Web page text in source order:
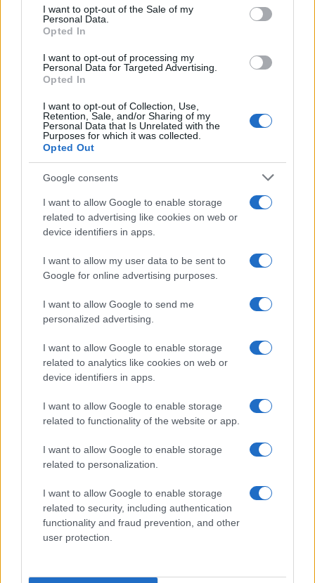
consent section.
I want to opt-out of the Sale of my
Personal Data.
Opted In
I want to opt-out of processing my
Personal Data for Targeted Advertising.
Opted In
I want to opt-out of Collection, Use,
Retention, Sale, and/or Sharing of my
Personal Data that Is Unrelated with the
Purposes for which it was collected.
Opted Out
Google consents
I want to allow Google to enable storage
related to advertising like cookies on web or
device identifiers in apps.
I want to allow my user data to be sent to
Google for online advertising purposes.
I want to allow Google to send me
personalized advertising.
I want to allow Google to enable storage
related to analytics like cookies on web or
device identifiers in apps.
I want to allow Google to enable storage
related to functionality of the website or app.
I want to allow Google to enable storage
related to personalization.
I want to allow Google to enable storage
related to security, including authentication
functionality and fraud prevention, and other
user protection.
NECROLOGIE
Mario Malu
Paolo Pinna
Martina Agostina Diturco
I nostri cari
I nostri cari
I nostri cari
Giovannimaria Cabras